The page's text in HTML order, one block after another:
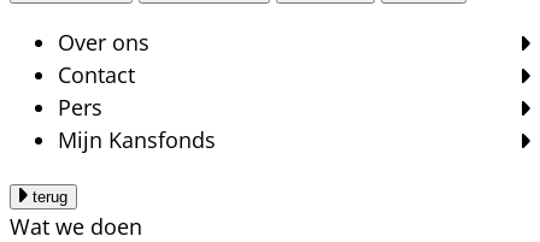
Over ons
Contact
Pers
Mijn Kansfonds
terug
Wat we doen